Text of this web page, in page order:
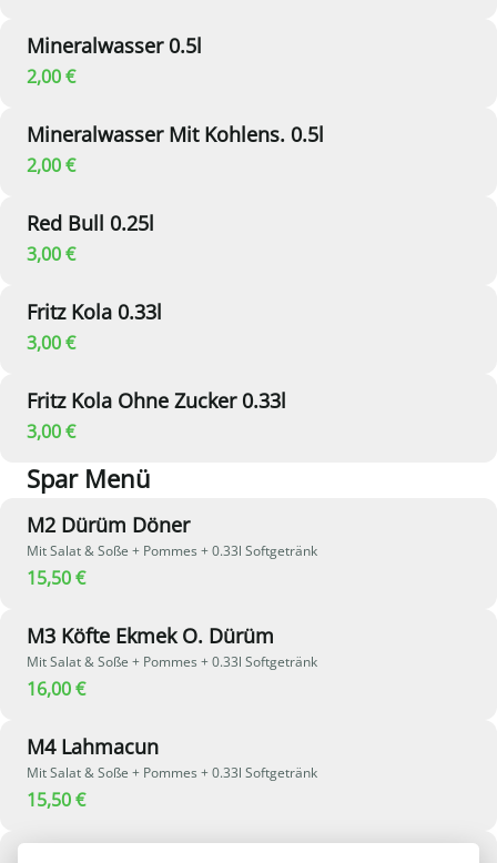
Mineralwasser 0.5l
2,00 €
Mineralwasser Mit Kohlens. 0.5l
2,00 €
Red Bull 0.25l
3,00 €
Fritz Kola 0.33l
3,00 €
Fritz Kola Ohne Zucker 0.33l
3,00 €
Spar Menü
M2 Dürüm Döner
Mit Salat & Soße + Pommes + 0.33l Softgetränk
15,50 €
M3 Köfte Ekmek O. Dürüm
Mit Salat & Soße + Pommes + 0.33l Softgetränk
16,00 €
M4 Lahmacun
Mit Salat & Soße + Pommes + 0.33l Softgetränk
15,50 €